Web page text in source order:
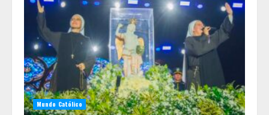
2
Chegada da seca impulsiona ritmo
das obras e reforça perspectivas
para a construção civil no DF
Minas+Doce- Feira e Festival da
Doçaria e Confeitaria Mineira
Mundo Católico